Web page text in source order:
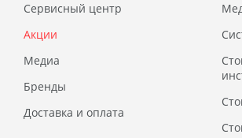
Сервисный центр
Акции
Медиа
Бренды
Доставка и оплата